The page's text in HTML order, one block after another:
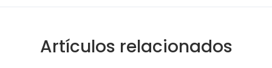
Artículos relacionados